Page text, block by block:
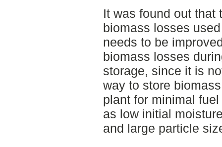
It was found out that
biomass losses
needs to be
biomass losses
storage, since it is
way to store
plant for minimal
as low initial
and large particle